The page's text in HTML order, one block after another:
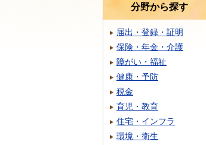
分野から探す
届出・登録・証明
保険・年金・介護
障がい・福祉
健康・予防
税金
育児・教育
住宅・インフラ
環境・衛生